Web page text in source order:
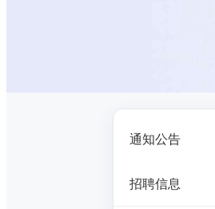
通知公告
招聘信息